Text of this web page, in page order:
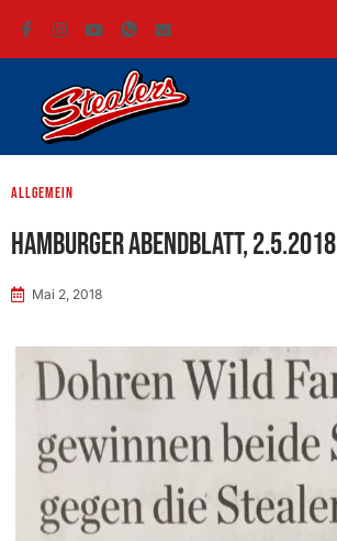
Allgemein
Hamburger Abendblatt, 2.5.2018
Mai 2, 2018